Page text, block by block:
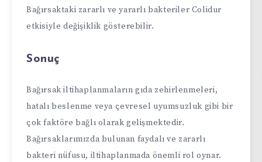
Bağırsaktaki zararlı ve yararlı bakteriler Colidur
etkisiyle değişiklik gösterebilir.
Sonuç
Bağırsak iltihaplanmaların gıda zehirlenmeleri,
hatalı beslenme veya çevresel uyumsuzluk gibi bir
çok faktöre bağlı olarak gelişmektedir.
Bağırsaklarımızda bulunan faydalı ve zararlı
bakteri nüfusu, iltihaplanmada önemli rol oynar.